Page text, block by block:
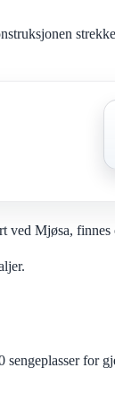
ved Mjøsa,
for